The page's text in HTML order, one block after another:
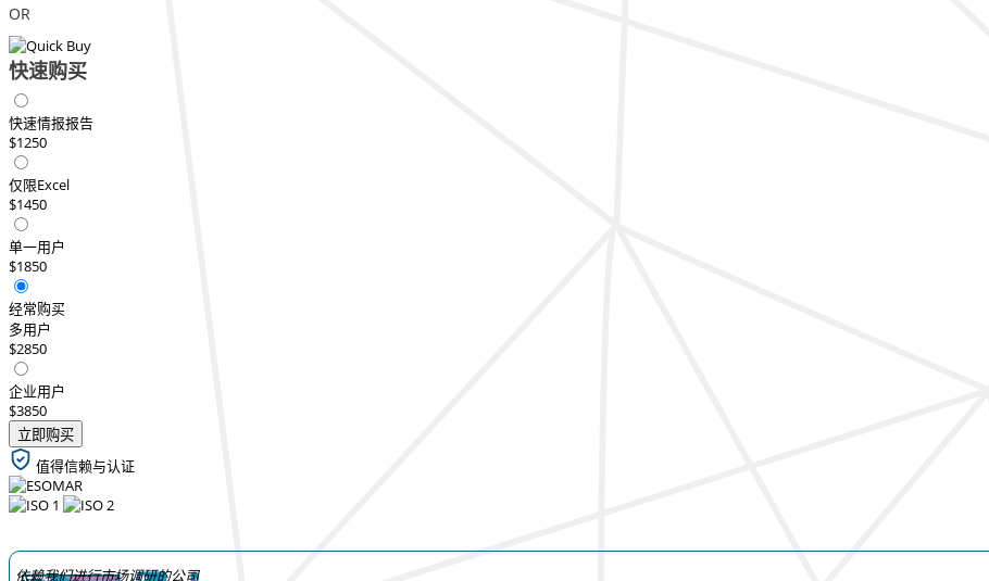
OR
快速购买
快速情报报告
$1250
仅限Excel
$1450
单一用户
$1850
经常购买
多用户
$2850
企业用户
$3850
立即购买
值得信赖与认证
依赖我们进行市场调研的公司